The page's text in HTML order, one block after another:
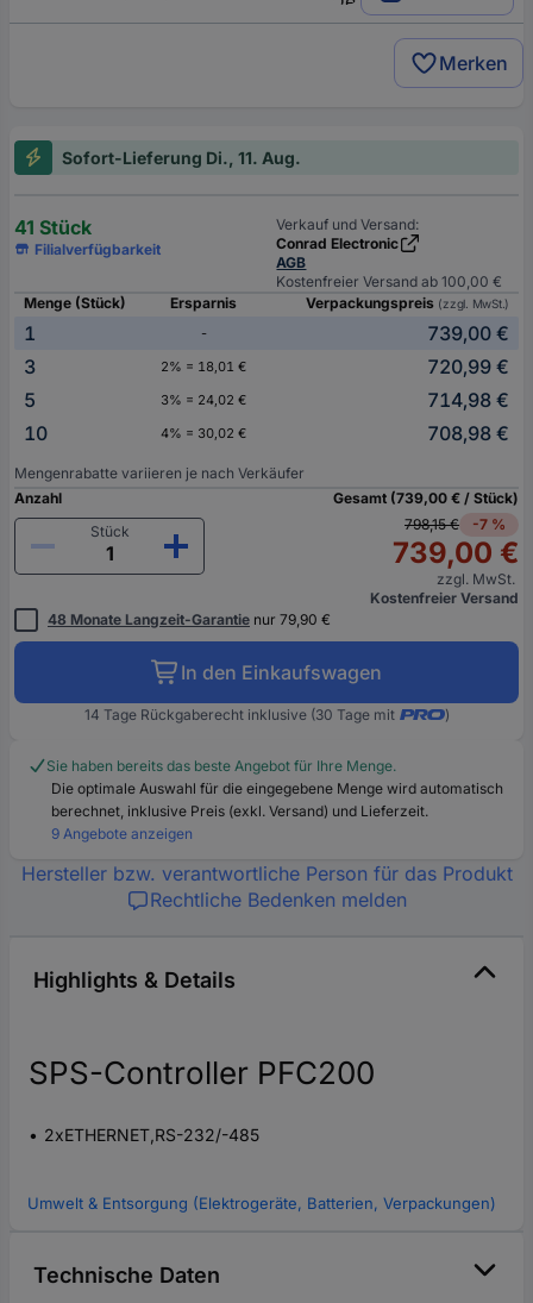
Merken
Sofort-Lieferung Di., 11. Aug.
41 Stück
Filialverfügbarkeit
Verkauf und Versand:
Conrad Electronic
AGB
Kostenfreier Versand ab 100,00 €
Menge (Stück)
Ersparnis Verpackungspreis (zzgl. MwSt.)
1 -
739,00 €
3
2% = 18,01 €
720,99 €
5
3% = 24,02 €
714,98 €
10
4% = 30,02 € 708,98 €
Mengenrabatte variieren je nach Verkäufer
Anzahl
Stück
Gesamt (739,00 € / Stück)
798,15 €
-7 %
739,00 €
zzgl. MwSt.
Kostenfreier Versand
48 Monate Langzeit-Garantie nur 79,90 €
In den Einkaufswagen
14 Tage Rückgaberecht inklusive (30 Tage mit )
Sie haben bereits das beste Angebot für Ihre Menge.
Die optimale Auswahl für die eingegebene Menge wird automatisch
berechnet, inklusive Preis (exkl. Versand) und Lieferzeit.
9 Angebote anzeigen
Hersteller bzw. verantwortliche Person für das Produkt
Rechtliche Bedenken melden
Highlights & Details
SPS-Controller PFC200
2xETHERNET,RS-232/-485
Umwelt & Entsorgung (Elektrogeräte, Batterien, Verpackungen)
Technische Daten